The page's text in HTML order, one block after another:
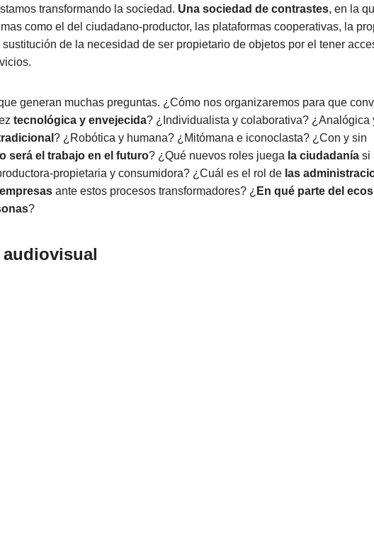
transformando la sociedad. Una sociedad de contrastes, en la
como el del ciudadano-productor, las plataformas cooperativas, la
de la necesidad de ser propietario de objetos por el tener
generan muchas preguntas. ¿Cómo nos organizaremos para que
tecnológica y envejecida? ¿Individualista y colaborativa? ¿Analógica
? ¿Robótica y humana? ¿Mitómana e iconoclasta? ¿Con y sin
será el trabajo en el futuro? ¿Qué nuevos roles juega la ciudadanía si
propietaria y consumidora? ¿Cuál es el rol de las
ante estos procesos transformadores? ¿ En qué parte del
?
audiovisual